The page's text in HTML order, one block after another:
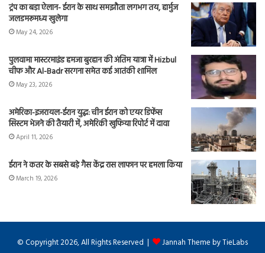
ट्रंप का बड़ा ऐलान- ईरान के साथ समझौता लगभग तय, हार्मुज
जलडमरूमध्य खुलेगा
May 24, 2026
पुलवामा मास्टरमाइंड हमजा बुरहान की अंतिम यात्रा में Hizbul
चीफ और Al-Badr सरगना समेत कई आतंकी शामिल
May 23, 2026
अमेरिका-इजरायल-ईरान युद्ध: चीन ईरान को एयर डिफेंस
सिस्टम भेजने की तैयारी में, अमेरिकी खुफिया रिपोर्ट में दावा
April 11, 2026
ईरान ने कतर के सबसे बड़े गैस केंद्र रास लाफान पर हमला किया
March 19, 2026
© Copyright 2026, All Rights Reserved | Jannah Theme by TieLabs